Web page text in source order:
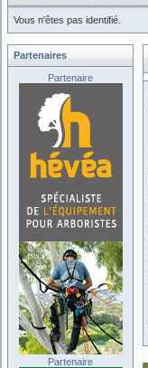
Vous n'êtes pas identifié.
Partenaires
Partenaire
Partenaire